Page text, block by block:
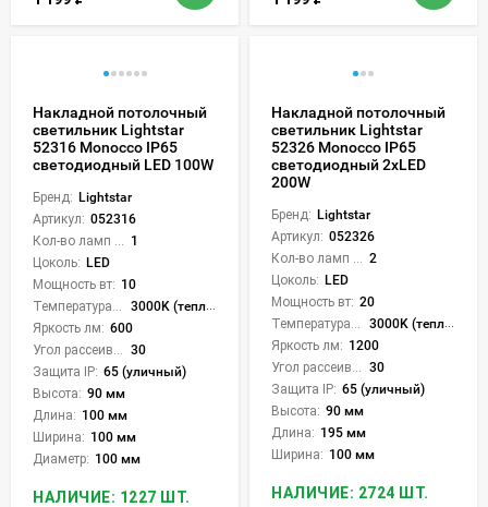
Накладной потолочный
светильник Lightstar
52316 Monocco IP65
светодиодный LED 100W
Бренд: Lightstar
Артикул: 052316
1
Цоколь: LED
Мощность вт: 10
3000K (теплый)
Яркость лм: 600
30
Защита IP: 65 (уличный)
Высота: 90 мм
Длина: 100 мм
Ширина: 100 мм
Диаметр: 100 мм
НАЛИЧИЕ: 1227 ШТ.
Накладной потолочный
светильник Lightstar
52326 Monocco IP65
светодиодный 2xLED
200W
Бренд: Lightstar
Артикул: 052326
2
Цоколь: LED
Мощность вт: 20
3000K (теплый)
Яркость лм: 1200
30
Защита IP: 65 (уличный)
Высота: 90 мм
Длина: 195 мм
Ширина: 100 мм
НАЛИЧИЕ: 2724 ШТ.